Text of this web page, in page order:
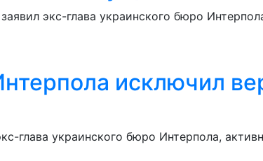
экс-глава украинского бюро
исключил
глава украинского бюро Интерпола,